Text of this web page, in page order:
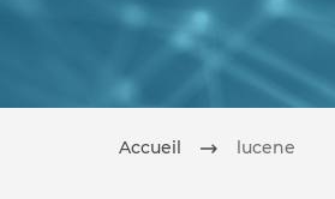
Accueil lucene